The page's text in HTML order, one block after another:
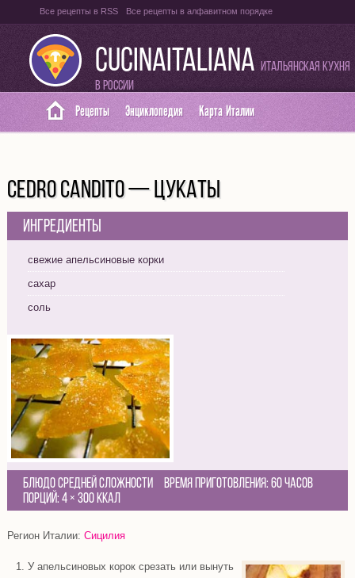
Все рецепты в RSS Все рецепты в алфавитном порядке
Оглавление на итальянском языке Карта сайта
CUCINAITALIANA Итальянская кухня
в России
Рецепты Энциклопедия Карта Италии
CEDRO CANDITO — ЦУКАТЫ
Ингредиенты
свежие апельсиновые корки
сахар
соль
Блюдо средней сложности Время приготовления: 60 часов
Порций: 4 × 300 Ккал
Регион Италии: Сицилия
У апельсиновых корок срезать или вынуть